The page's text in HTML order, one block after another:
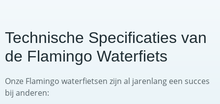
Technische Specificaties van
de Flamingo Waterfiets
Onze Flamingo waterfietsen zijn al jarenlang een succes
bij anderen: